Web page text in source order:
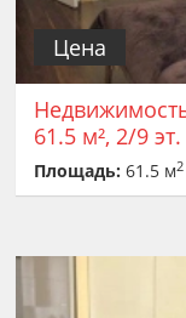
Цена
61.5 м², 2/9 эт.
Площадь:61.5 м2